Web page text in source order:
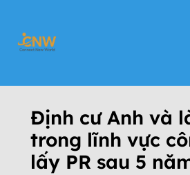
Định cư Anh và
trong lĩnh vực
lấy PR sau 5